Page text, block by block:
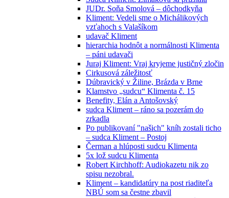
JUDr. Soňa Smolová – dôchodkyňa
Kliment: Vedeli sme o Michálikových
vzťahoch s Valašíkom
udavač Kliment
hierarchia hodnôt a normálnosti Klimenta
– páni udavači
Juraj Kliment: Vraj kryjeme justičný zločin
Cirkusová záležitosť
Dúbravický v Žiline, Brázda v Brne
Klamstvo „sudcu“ Klimenta č. 15
Benefity, Elán a Antošovský
sudca Kliment – ráno sa pozerám do
zrkadla
Po publikovaní "našich" kníh zostali ticho
– sudca Kliment – Postoj
Čerman a hlúposti sudcu Klimenta
5x lož sudcu Klimenta
Robert Kirchhoff: Audiokazetu nik zo
spisu nezobral.
Kliment – kandidatúry na post riaditeľa
NBÚ som sa čestne zbavil